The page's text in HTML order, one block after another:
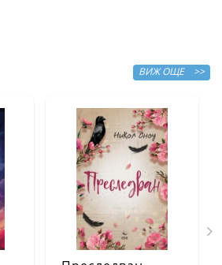
ВИЖ ОЩЕ >>